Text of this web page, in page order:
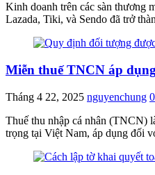
Kinh doanh trên các sàn thương
Lazada, Tiki, và Sendo đã trở
Miễn thuế TNCN áp
Tháng 4 22, 2025 nguyenchung 0
Thuế thu nhập cá nhân (TNCN)
trọng tại Việt Nam, áp dụng đối